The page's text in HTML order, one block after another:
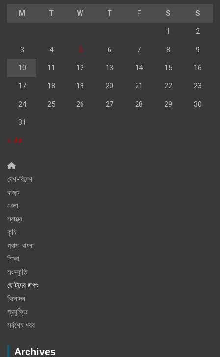
M T W T F S S
1 2
3 4 5 6 7 8 9
10 11 12 13 14 15 16
17 18 19 20 21 22 23
24 25 26 27 28 29 30
31
« Jul
দেশ-বিদেশ
রাজ্য
খেলা
স্বাস্থ্য
কৃষি
গ্রাম-বাংলা
শিক্ষা
সংস্কৃতি
ছোটদের জগৎ
বিনোদন
প্রযুক্তি
সর্বশেষ খবর
Archives